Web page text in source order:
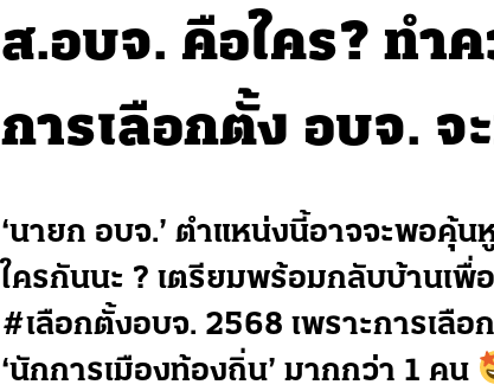
ส.อบจ. คือใคร? ทำ
การเลือกตั้ง อบจ. จ
‘นายก อบจ.’ ตำแหน่งนี้อาจจะพอคุ้น
ใครกันนะ ? เตรียมพร้อมกลับบ้านเพื่
#เลือกตั้งอบจ. 2568 เพราะการเลื
‘นักการเมืองท้องถิ่น’ มากกว่า 1 คน